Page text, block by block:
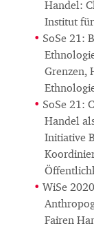
Handel:
Institut
SoSe 21:
Grenzen,
SoSe 21:
Handel
Initiative
WiSe
Fairen